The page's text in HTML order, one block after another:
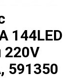
144LED
220V
591350